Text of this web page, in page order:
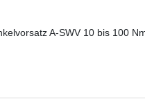
A-SWV 10 bis 100